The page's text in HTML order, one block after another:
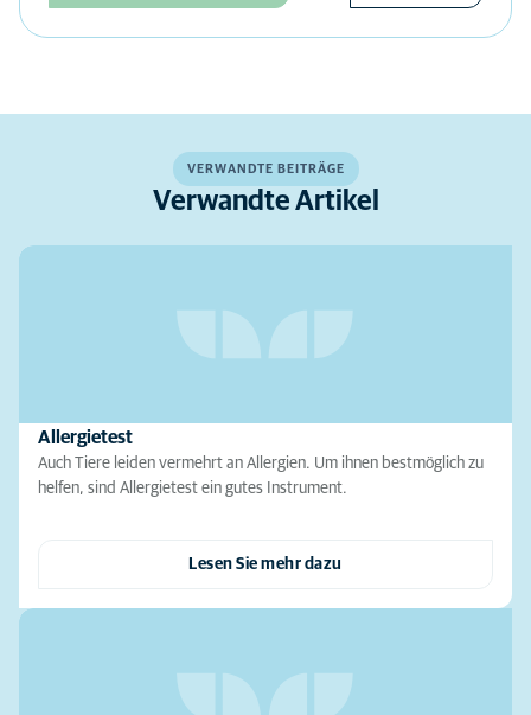
VERWANDTE BEITRÄGE
Verwandte Artikel
Allergietest
Auch Tiere leiden vermehrt an Allergien. Um ihnen bestmöglich zu
helfen, sind Allergietest ein gutes Instrument.
Lesen Sie mehr dazu